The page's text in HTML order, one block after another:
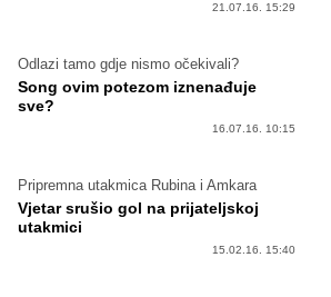
21.07.16. 15:29
Odlazi tamo gdje nismo očekivali?
Song ovim potezom iznenađuje
sve?
16.07.16. 10:15
Pripremna utakmica Rubina i Amkara
Vjetar srušio gol na prijateljskoj
utakmici
15.02.16. 15:40